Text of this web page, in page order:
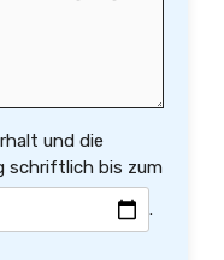
und die
schriftlich bis zum
.